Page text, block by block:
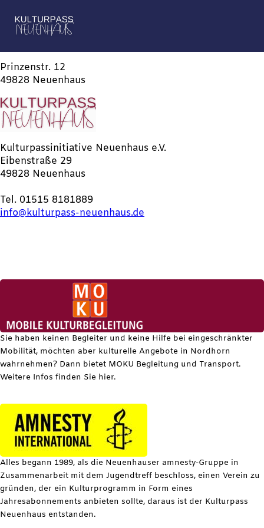
Prinzenstr. 12
49828 Neuenhaus
Kulturpassinitiative Neuenhaus e.V.
Eibenstraße 29
49828 Neuenhaus
Tel. 01515 8181889
info@kulturpass-neuenhaus.de
Sie haben keinen Begleiter und keine Hilfe bei eingeschränkter
Mobilität, möchten aber kulturelle Angebote in Nordhorn
wahrnehmen? Dann bietet MOKU Begleitung und Transport.
Weitere Infos finden Sie hier.
Alles begann 1989, als die Neuenhauser amnesty-Gruppe in
Zusammenarbeit mit dem Jugendtreff beschloss, einen Verein zu
gründen, der ein Kulturprogramm in Form eines
Jahresabonnements anbieten sollte, daraus ist der Kulturpass
Neuenhaus entstanden.